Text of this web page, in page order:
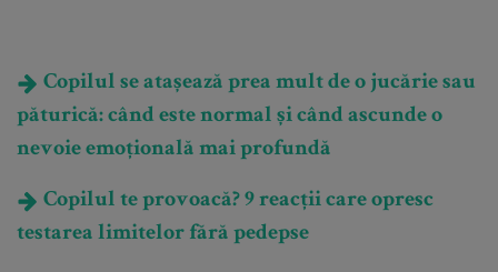
Copilul se atașează prea mult de o jucărie sau
păturică: când este normal și când ascunde o
nevoie emoțională mai profundă
Copilul te provoacă? 9 reacții care opresc
testarea limitelor fără pedepse